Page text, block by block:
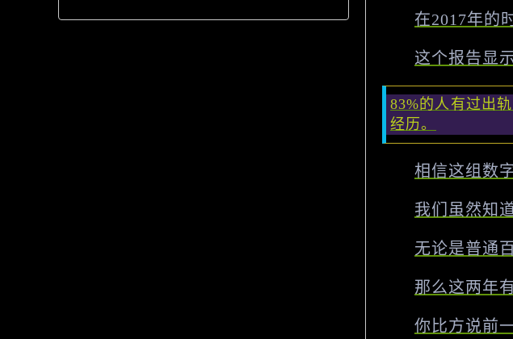
在2017年的
这个报告显示
83%的人有过出
经历。
相信这组数
我们虽然知
无论是普通
那么这两年
你比方说前